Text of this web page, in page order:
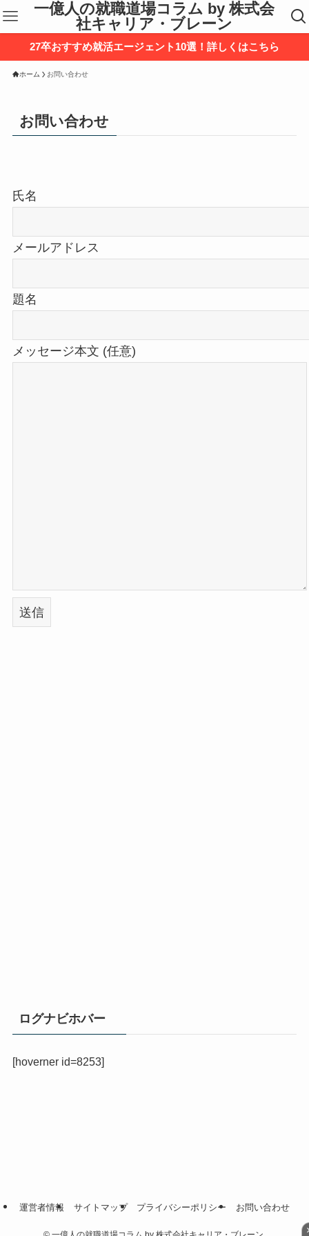
一億人の就職道場コラム by 株式会
社キャリア・ブレーン
27卒おすすめ就活エージェント10選！詳しくはこちら
ホーム お問い合わせ
お問い合わせ
氏名
メールアドレス
題名
メッセージ本文 (任意)
ログナビホバー
[hoverner id=8253]
運営者情報 サイトマップ プライバシーポリシー お問い合わせ